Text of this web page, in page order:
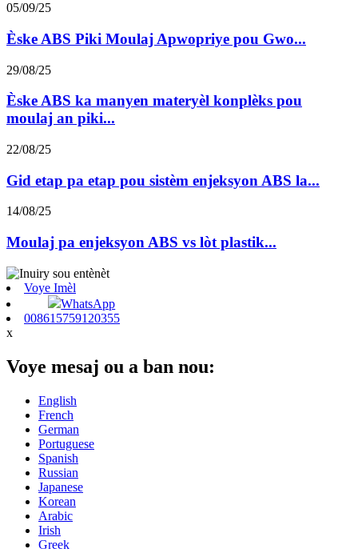
05/09/25
Èske ABS Piki Moulaj Apwopriye pou Gwo...
29/08/25
Èske ABS ka manyen materyèl konplèks pou
moulaj an piki...
22/08/25
Gid etap pa etap pou sistèm enjeksyon ABS la...
14/08/25
Moulaj pa enjeksyon ABS vs lòt plastik...
Voye Imèl
WhatsApp
008615759120355
x
Voye mesaj ou a ban nou:
English
French
German
Portuguese
Spanish
Russian
Japanese
Korean
Arabic
Irish
Greek